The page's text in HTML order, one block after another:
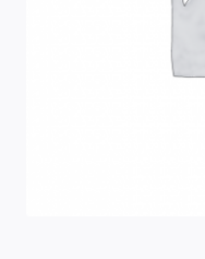
竹南百齡扶輪社